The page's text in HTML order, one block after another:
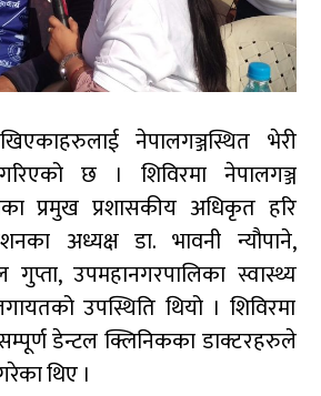
नेपालगञ्जस्थित भेरी
छ । शिविरमा नेपालगञ्ज
प्रमुख प्रशासकीय अधिकृत हरि
अध्यक्ष डा. भावनी न्यौपाने,
गुप्ता, उपमहानगरपालिका स्वास्थ्य
उपस्थिति थियो । शिविरमा
डेन्टल क्लिनिकका डाक्टरहरुले
थिए ।